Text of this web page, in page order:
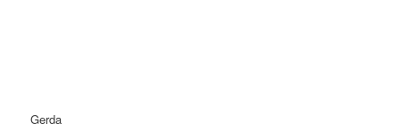
Gerda